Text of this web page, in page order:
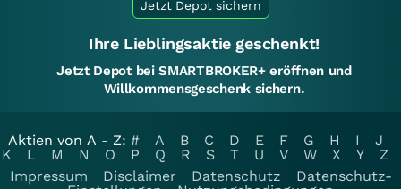
Jetzt Depot sichern
Ihre Lieblingsaktie geschenkt!
Jetzt Depot bei SMARTBROKER+ eröffnen und
Willkommensgeschenk sichern.
Aktien von A - Z: # A B C D E F G H I
J
K
L M N O P Q R S T U V W X Y
Z
Impressum
Disclaimer Datenschutz
Datenschutz-